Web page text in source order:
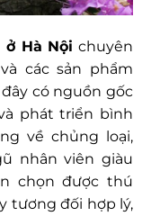
Hà Nội chuyên
các sản phẩm
có nguồn gốc
phát triển bình
về chủng loại,
nhân viên giàu
chọn được thú
tương đối hợp lý,